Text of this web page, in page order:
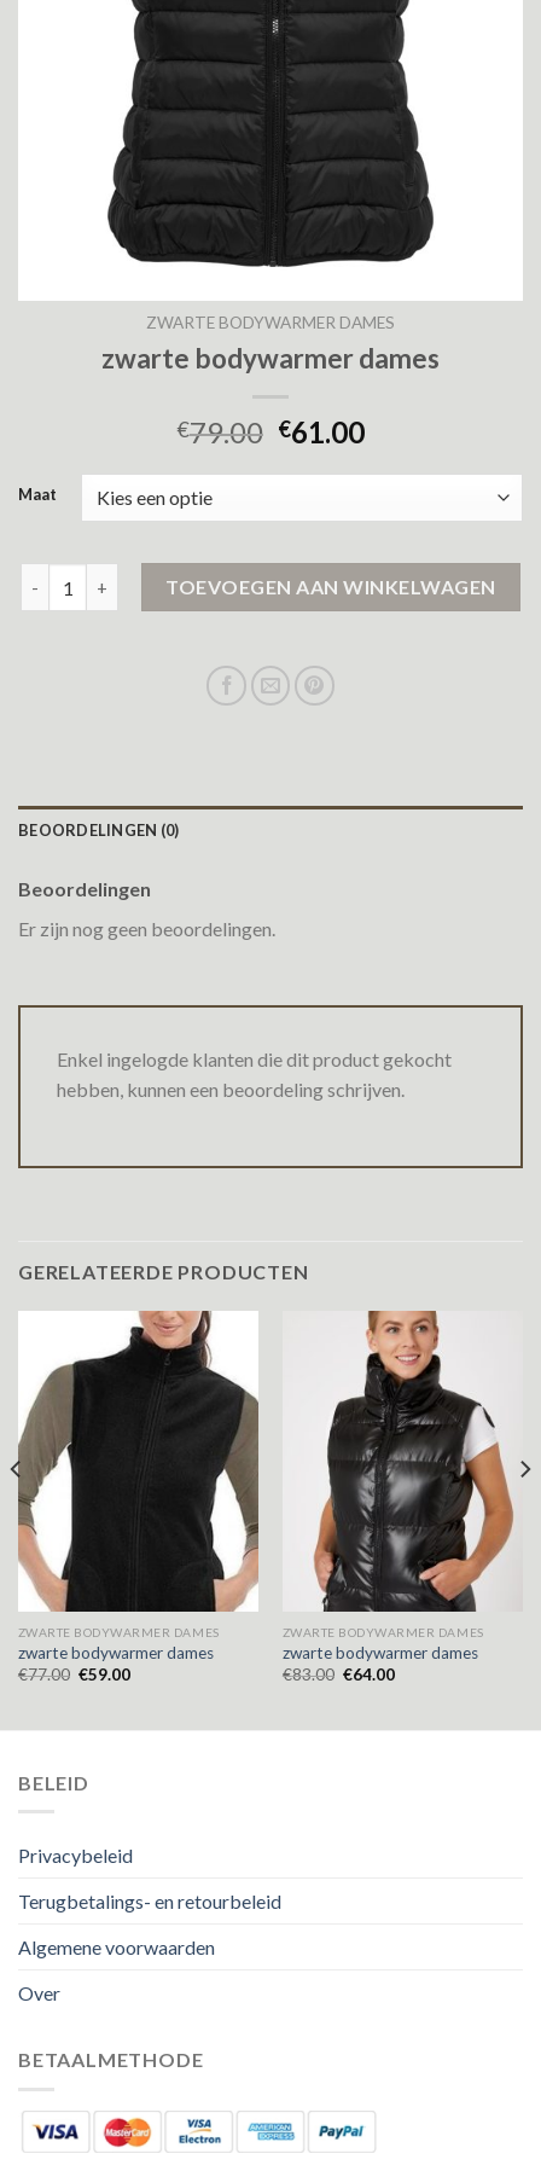
ZWARTE BODYWARMER DAMES
zwarte bodywarmer dames
€79.00 €61.00
Maat
TOEVOEGEN AAN WINKELWAGEN
BEOORDELINGEN (0)
Beoordelingen
Er zijn nog geen beoordelingen.
Enkel ingelogde klanten die dit product gekocht
hebben, kunnen een beoordeling schrijven.
GERELATEERDE PRODUCTEN
ZWARTE BODYWARMER DAMES
zwarte bodywarmer dames
€77.00 €59.00
ZWARTE BODYWARMER DAMES
zwarte bodywarmer dames
€83.00 €64.00
BELEID
Privacybeleid
Terugbetalings- en retourbeleid
Algemene voorwaarden
Over
BETAALMETHODE